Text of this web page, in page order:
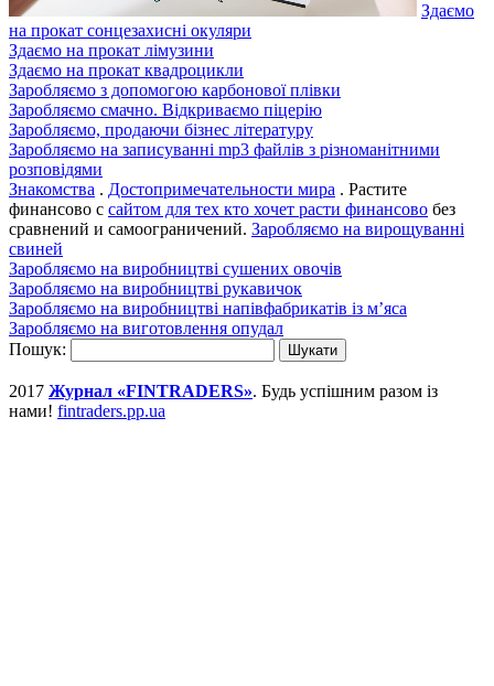
Здаємо
на прокат сонцезахисні окуляри
Здаємо на прокат лімузини
Здаємо на прокат квадроцикли
Заробляємо з допомогою карбонової плівки
Заробляємо смачно. Відкриваємо піцерію
Заробляємо, продаючи бізнес літературу
Заробляємо на записуванні mp3 файлів з різноманітними
розповідями
Знакомства . Достопримечательности мира . Растите
финансово с сайтом для тех кто хочет расти финансово без
сравнений и самоограничений. Заробляємо на вирощуванні
свиней
Заробляємо на виробництві сушених овочів
Заробляємо на виробництві рукавичок
Заробляємо на виробництві напівфабрикатів із м’яса
Заробляємо на виготовлення опудал
Пошук:
2017 Журнал «FINTRADERS». Будь успішним разом із
нами! fintraders.pp.ua